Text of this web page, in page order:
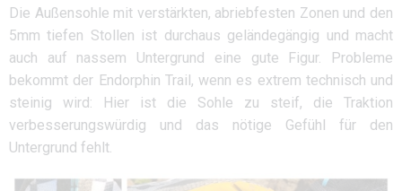
Die Außensohle mit verstärkten, abriebfesten Zonen und den
5mm tiefen Stollen ist durchaus geländegängig und macht
auch auf nassem Untergrund eine gute Figur. Probleme
bekommt der Endorphin Trail, wenn es extrem technisch und
steinig wird: Hier ist die Sohle zu steif, die Traktion
verbesserungswürdig und das nötige Gefühl für den
Untergrund fehlt.